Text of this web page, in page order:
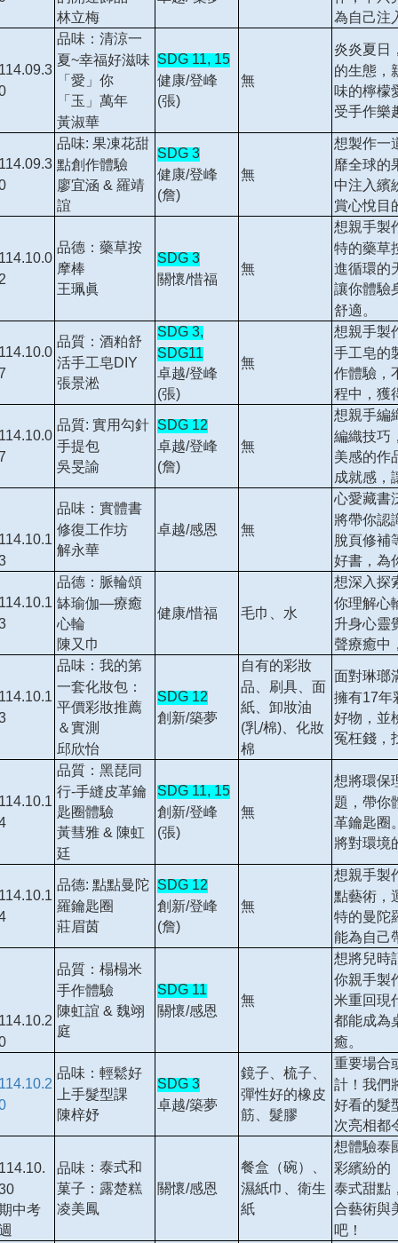
林立梅
為自己注
品味：清涼一
夏~幸福好滋味
「愛」你
「玉」萬年
黃淑華
SDG 11, 15
健康/登峰
(張)
無
炎炎夏日
的生態，
味的檸檬
受手作樂
品味: 果凍花甜
點創作體驗
廖宜涵 & 羅靖
誼
SDG 3
健康/登峰
(詹)
無
想製作一
靡全球的
中注入繽
賞心悅目
品德：藥草按
摩棒
王珮眞
SDG 3
關懷/惜福
無
想親手製
特的藥草
進循環的
讓你體驗
舒適。
品質：酒粕舒
活手工皂DIY
張景淞
SDG 3,
SDG11
卓越/登峰
(張)
無
想親手製
手工皂的
作體驗，
程中，獲
品質: 實用勾針
手提包
吳旻諭
SDG 12
卓越/登峰
(詹)
無
想親手編
編織技巧
美感的作
成就感，
品味：實體書
修復工作坊
解永華
卓越/感恩 無
心愛藏書
將帶你認
脫頁修補
好書，為
品德：脈輪頌
缽瑜伽—療癒
心輪
陳又巾
健康/惜福 毛巾、水
想深入探
你理解心
升身心靈
聲療癒中
品味：我的第
一套化妝包：
平價彩妝推薦
＆實測
邱欣怡
SDG 12
創新/築夢
自有的彩妝
品、刷具、面
紙、卸妝油
(乳/棉)、化妝
棉
面對琳瑯
擁有17年
好物，並
冤枉錢，
品質：黑琵同
行-手縫皮革鑰
匙圈體驗
黃彗雅 & 陳虹
廷
SDG 11, 15
創新/登峰
(張)
無
想將環保
題，帶你
革鑰匙圈
將對環境
品德: 點點曼陀
羅鑰匙圈
莊眉茵
SDG 12
創新/登峰
(詹)
無
想親手製
點藝術，
特的曼陀
能為自己
品質：榻榻米
手作體驗
陳虹誼 & 魏翊
庭
SDG 11
關懷/感恩
無
想將兒時
你親手製
米重回現
都能成為
癒。
品味：輕鬆好
上手髮型課
陳梓妤
SDG 3
卓越/築夢
鏡子、梳子、
彈性好的橡皮
筋、髮膠
重要場合
計！我們
好看的髮
次亮相都
中考
品味 ：泰式和
菓子：露楚糕
凌美鳳
關懷/感恩
餐盒（碗）、
濕紙巾、衛生
紙
想體驗泰
彩繽紛的
泰式甜點
合藝術與
吧！